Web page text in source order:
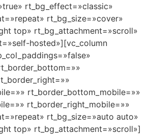
rt_bg_effect=»classic»
rt_bg_size=»cover»
top» rt_bg_attachment=»scroll»
hosted»][vc_column
rt_border_bottom_mobile=»»
rt_border_right_mobile=»»
rt_bg_size=»auto auto»
top» rt_bg_attachment=»scroll»]